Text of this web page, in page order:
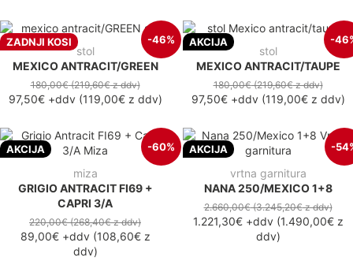
ZADNJI KOSI -46%
stol
MEXICO ANTRACIT/GREEN
180,00€(219,60€z ddv)
97,50€+ddv(119,00€z ddv)
AKCIJA -
stol
MEXICO ANTRACIT/TAUPE
180,00€(219,60€z ddv)
97,50€+ddv(119,00€z ddv)
AKCIJA -60%
miza
GRIGIO ANTRACIT FI69 +
CAPRI 3/A
220,00€(268,40€z ddv)
89,00€+ddv(108,60€z
ddv)
AKCIJA -
vrtna garnitura
NANA 250/MEXICO 1+8
2.660,00€(3.245,20€z ddv)
1.221,30€+ddv(1.490,00€z
ddv)